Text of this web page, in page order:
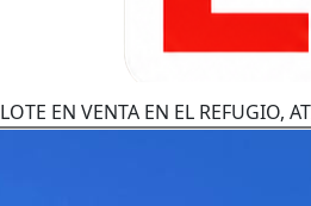
LOTE EN VENTA EN EL REFUGIO,